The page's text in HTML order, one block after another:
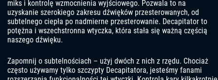
miks i kontrolę wzmocnienia wyjściowego. Pozwala to na
uzyskanie szerokiego zakresu dźwięków przesterowanych, od
subtelnego ciepła po nadmierne przesterowanie. Decapitator to
potężna i wszechstronna wtyczka, która stała się ważną częścią
naszego dźwięku.
Zapomnij o subtelnościach – użyj dwóch z nich z rzędu. Chociaż
często używamy tylko szczypty Decapitatora, jesteśmy fanami